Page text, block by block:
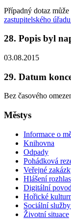
Případný dotaz
zastupitelského
28. Popis byl
03.08.2015
29. Datum
Bez časového
Městys
Informace o
Knihovna
Odpady
Pohádková
Veřejné
Hlášení
Digitální
Hořické
Sociální
Životní situace